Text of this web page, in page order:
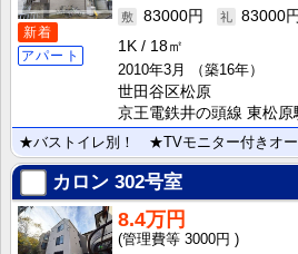
新着
アパート
83000円
83000円
1K
18㎡
2010年3月
（築16年）
世田谷区松原
京王電鉄井の頭線 東松原
カロン 302号室
8.4万円
3000円